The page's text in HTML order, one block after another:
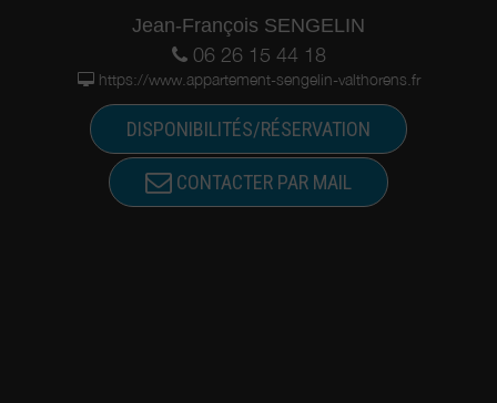
Jean-François SENGELIN
06 26 15 44 18
https://www.appartement-sengelin-valthorens.fr
DISPONIBILITÉS/RÉSERVATION
CONTACTER PAR MAIL